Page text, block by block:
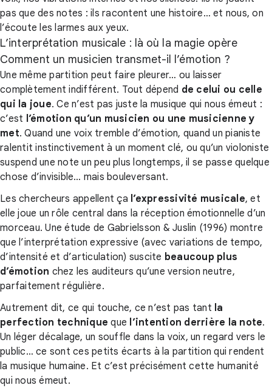
pas que des notes : ils racontent une histoire… et nous, on
l’écoute les larmes aux yeux.
L’interprétation musicale : là où la magie opère
Comment un musicien transmet-il l’émotion ?
Une même partition peut faire pleurer… ou laisser
complètement indifférent. Tout dépend de celui ou celle
qui la joue. Ce n’est pas juste la musique qui nous émeut :
c’est l’émotion qu’un musicien ou une musicienne y
met. Quand une voix tremble d’émotion, quand un pianiste
ralentit instinctivement à un moment clé, ou qu’un violoniste
suspend une note un peu plus longtemps, il se passe quelque
chose d’invisible… mais bouleversant.
Les chercheurs appellent ça l’expressivité musicale, et
elle joue un rôle central dans la réception émotionnelle d’un
morceau. Une étude de Gabrielsson & Juslin (1996) montre
que l’interprétation expressive (avec variations de tempo,
d’intensité et d’articulation) suscite beaucoup plus
d’émotion chez les auditeurs qu’une version neutre,
parfaitement régulière.
Autrement dit, ce qui touche, ce n’est pas tant la
perfection technique que l’intention derrière la note.
Un léger décalage, un souffle dans la voix, un regard vers le
public… ce sont ces petits écarts à la partition qui rendent
la musique humaine. Et c’est précisément cette humanité
qui nous émeut.